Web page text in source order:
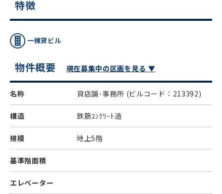
特徴
一棟貸ビル
物件概要 現在募集中の区画を見る ▼
名称 貸店舗･事務所 (ビルコード：213392)
構造 鉄筋ｺﾝｸﾘｰﾄ造
規模 地上5階
基準階面積
エレベーター